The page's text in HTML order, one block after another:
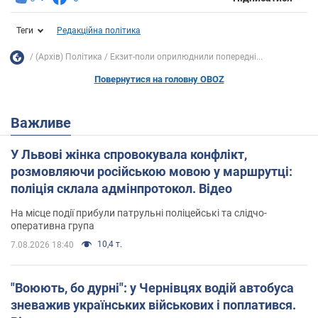
Теги Редакційна політика
(Архів) Політика Екзит-поли оприлюднили попередні...
Повернутися на головну OBOZ
Важливе
У Львові жінка спровокувала конфлікт,
розмовляючи російською мовою у маршрутці:
поліція склала адмінпротокол. Відео
На місце події прибули патрульні поліцейські та слідчо-
оперативна група
7.08.2026 18:40 10,4 т.
"Воюють, бо дурні": у Чернівцях водій автобуса
зневажив українських військових і поплатився.